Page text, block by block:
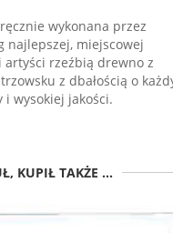
wykonana przez
najlepszej, miejscowej
rzeźbią drewno z
z dbałością o
i wysokiej jakości.
KUPIŁ TAKŻE ...